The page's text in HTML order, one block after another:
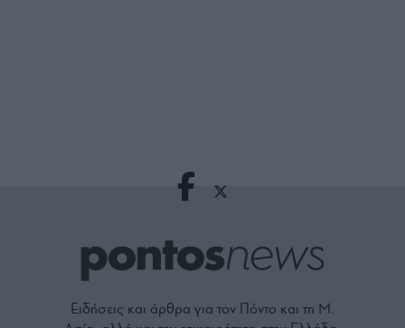
Ειδήσεις και άρθρα για τον Πόντο και τη Μ.